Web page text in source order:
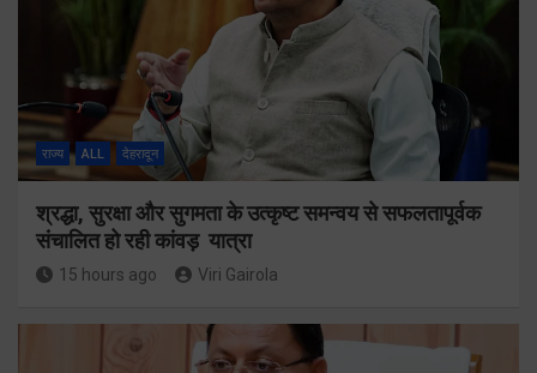
राज्य ALL देहरादून
श्रद्धा, सुरक्षा और सुगमता के उत्कृष्ट समन्वय से सफलतापूर्वक
संचालित हो रही कांवड़ यात्रा
15 hours ago Viri Gairola